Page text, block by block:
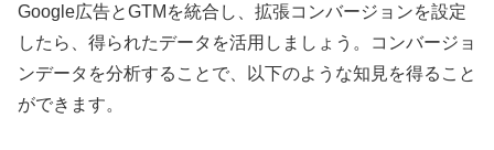
Google広告とGTMを統合し、拡張コンバージョンを設定
したら、得られたデータを活用しましょう。コンバージョ
ンデータを分析することで、以下のような知見を得ること
ができます。